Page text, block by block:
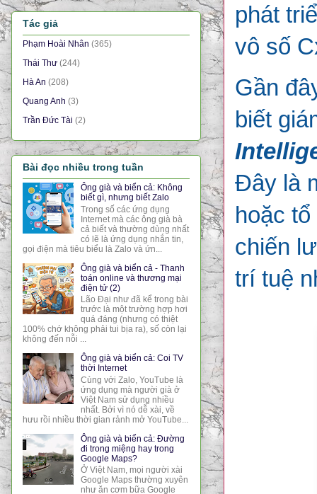
phát
vô số
Gần
biết
Đây là
hoặc
chiến
trí tuệ
Tác giả
Phạm Hoài Nhân (365)
Thái Thư (244)
Hà An (208)
Quang Anh (3)
Trần Đức Tài (2)
Bài đọc nhiều trong tuần
Ông già và biển cả: Không
biết gì, nhưng biết Zalo
Trong số các ứng dụng
Internet mà các ông già bà
cả biết và thường dùng nhất
có lẽ là ứng dụng nhắn tin,
gọi điện mà tiêu biểu là Zalo và ứn...
Ông già và biển cả - Thanh
toán online và thương mại
điện tử (2)
Lão Đại như đã kể trong bài
trước là một trường hợp hơi
quá đáng (nhưng có thiệt
100% chớ không phải tui bịa ra), số còn lại
không đến nỗi ...
Ông già và biển cả: Coi TV
thời Internet
Cùng với Zalo, YouTube là
ứng dụng mà người già ở
Việt Nam sử dụng nhiều
nhất. Bởi vì nó dễ xài, về
hưu rồi nhiều thời gian rảnh mở YouTube...
Ông già và biển cả: Đường
đi trong miệng hay trong
Google Maps?
Ở Việt Nam, mọi người xài
Google Maps thường xuyên
như ăn cơm bữa Google